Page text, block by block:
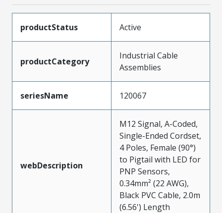
productStatus Active
productCategory
Industrial Cable
Assemblies
seriesName 120067
webDescription
M12 Signal, A-Coded,
Single-Ended Cordset,
4 Poles, Female (90°)
to Pigtail with LED for
PNP Sensors,
0.34mm² (22 AWG),
Black PVC Cable, 2.0m
(6.56') Length